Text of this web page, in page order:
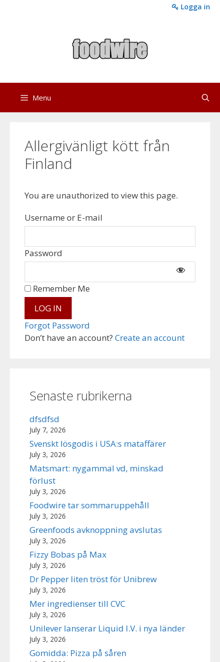
Logga in
Menu
Allergivänligt kött från
Finland
You are unauthorized to view this page.
Username or E-mail
Password
Don’t have an account? Create an account
Remember Me
Forgot Password
Senaste rubrikerna
dfsdfsd
July 7, 2026
Svenskt lösgodis i USA:s mataffärer
July 3, 2026
Matsmart: nygammal vd, minskad
förlust
July 3, 2026
Foodwire tar sommaruppehåll
July 3, 2026
Greenfoods avknoppning avslutas
July 3, 2026
Fizzy Bobas på Max
July 3, 2026
Dr Pepper liten tröst för Unibrew
July 3, 2026
Mer ingredienser till CVC
July 3, 2026
Unilever lanserar Liquid I.V. i nya länder
July 3, 2026
Gomidda: Pizza på såren